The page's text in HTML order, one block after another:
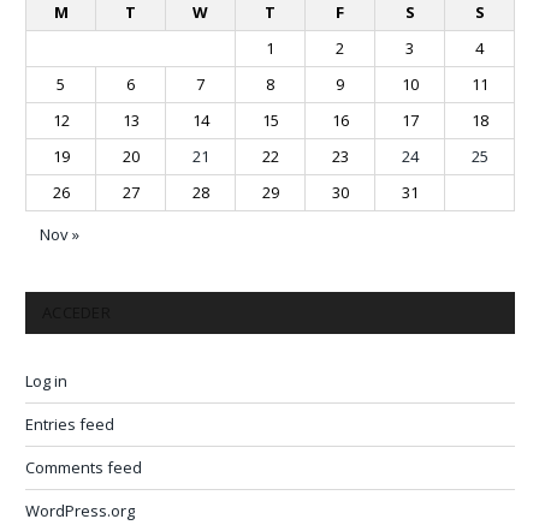
M
T W T F S
S
1
2 3
4
5
6 7 8 9 10
11
12
13 14 15 16 17
18
19
20 21 22 23 24
25
26
27 28 29 30
31
Nov »
Log in
Entries feed
Comments feed
WordPress.org